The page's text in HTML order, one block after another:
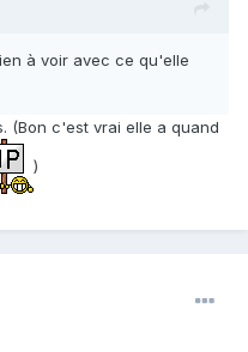
à voir avec ce qu'elle
(Bon c'est vrai elle a quand
)